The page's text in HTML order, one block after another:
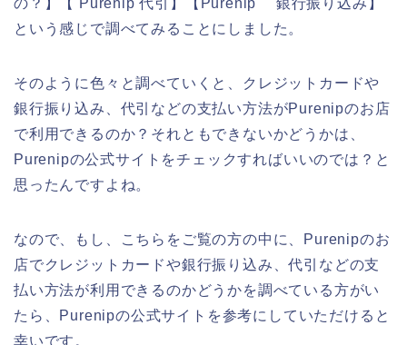
の？】【 Purenip 代引】【Purenip 銀行振り込み】
という感じで調べてみることにしました。
そのように色々と調べていくと、クレジットカードや
銀行振り込み、代引などの支払い方法がPurenipのお店
で利用できるのか？それともできないかどうかは、
Purenipの公式サイトをチェックすればいいのでは？と
思ったんですよね。
なので、もし、こちらをご覧の方の中に、Purenipのお
店でクレジットカードや銀行振り込み、代引などの支
払い方法が利用できるのかどうかを調べている方がい
たら、Purenipの公式サイトを参考にしていただけると
幸いです。